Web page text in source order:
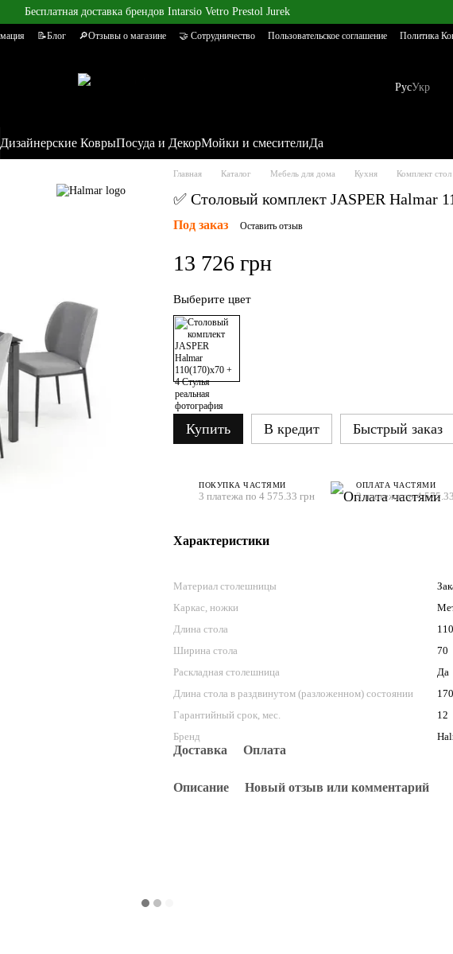
Бесплатная доставка брендов Intarsio Vetro Prestol Jurek
📝Блог 🔎Отзывы о магазине 🤝 Сотрудничество Пользовательское соглашение Политика
РусУкр
Дизайнерские КоврыПосуда и ДекорМойки и смесителиДа
Главная Каталог Мебель для дома Кухня Комплект стол
✅ Столовый комплект JASPER Halmar
Под заказ Оставить отзыв
13 726 грн
Выберите цвет
Купить В кредит Быстрый заказ
ПОКУПКА ЧАСТЯМИ
3 платежа по 4 575.33 грн
ОПЛАТА ЧАСТЯМИ
3 платежа по 4
Характеристики
Материал столешницы
Каркас, ножки
Длина стола
110
Ширина стола
70
Раскладная столешница
Да
Длина стола в раздвинутом (разложенном) состоянии
170
Гарантийный срок, мес.
12
Бренд
Доставка Оплата
Описание Новый отзыв или комментарий